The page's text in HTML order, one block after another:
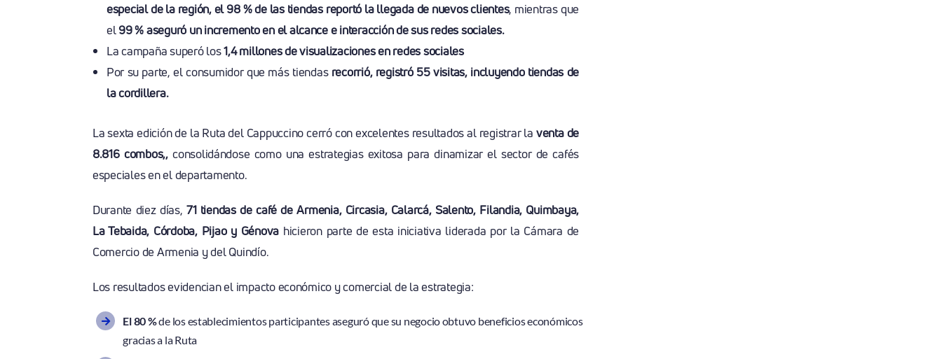
especial de la región, el 98 % de las tiendas reportó la llegada de nuevos clientes, mientras que
el99 % aseguró un incremento en el alcance e interacción de sus redes sociales.
La campaña superó los1,4 millones de visualizaciones en redes sociales
Por su parte, el consumidor que más tiendas recorrió, registró 55 visitas, incluyendo tiendas de
la cordillera.
La sexta edición de la Ruta del Cappuccino cerró con excelentes resultados al registrar la venta de
8.816 combos,,consolidándose como una estrategias exitosa para dinamizar el sector de cafés
especiales en el departamento.
Durante diez días, 71 tiendas de café de Armenia, Circasia, Calarcá, Salento, Filandia, Quimbaya,
La Tebaida, Córdoba, Pijao y Génova hicieron parte de esta iniciativa liderada por la Cámara de
Comercio de Armenia y del Quindío.
Los resultados evidencian el impacto económico y comercial de la estrategia:
El 80 %de los establecimientos participantes aseguró que su negocio obtuvo beneficios económicos
gracias a la Ruta